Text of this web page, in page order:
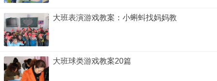
大班表演游戏教案：小蝌蚪找妈妈教
大班球类游戏教案20篇